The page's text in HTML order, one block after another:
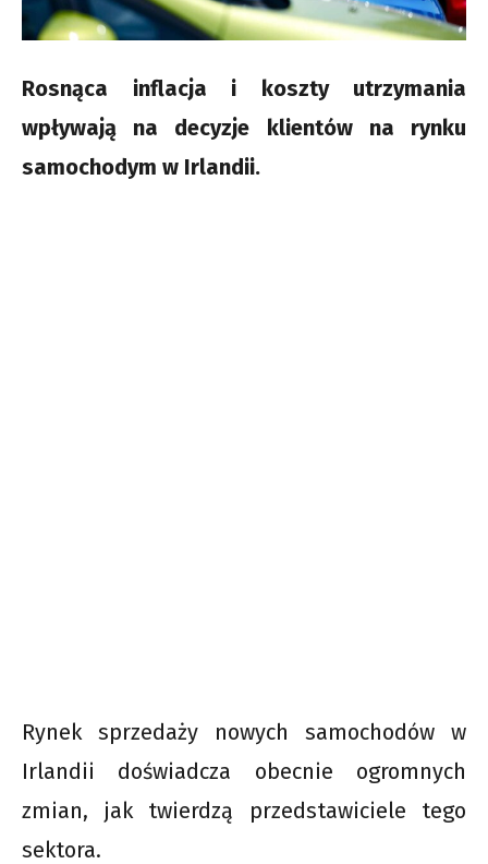
Rosnąca inflacja i koszty utrzymania
wpływają na decyzje klientów na rynku
samochodym w Irlandii.
Rynek sprzedaży nowych samochodów w
Irlandii doświadcza obecnie ogromnych
zmian, jak twierdzą przedstawiciele tego
sektora.